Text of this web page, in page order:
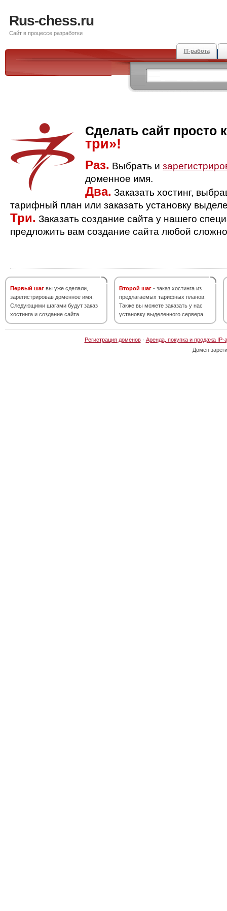
Rus-chess.ru
Сайт в процессе разработки
IT-работа
Сделать сайт просто
три»!
Раз. Выбрать и
доменное имя.
Два. Заказать хостинг,
тарифный план или заказать установку
Три. Заказать создание сайта у нашего
предложить вам создание сайта любой
Первый шаг вы уже сделали,
зарегистрировав доменное имя.
Следующими шагами будут заказ
хостинга и создание сайта.
Второй шаг - заказ хостинга из
предлагаемых тарифных планов.
Также вы можете заказать у нас
установку выделенного сервера.
Регистрация доменов· Аренда, покупка и продажа IP-
Домен